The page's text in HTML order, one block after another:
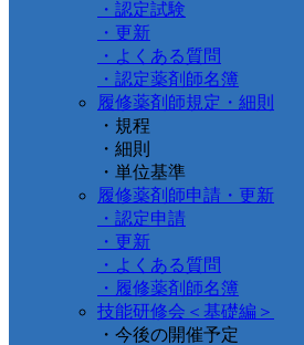
・認定試験
・更新
・よくある質問
・認定薬剤師名簿
履修薬剤師規定・細則
・規程
・細則
・単位基準
履修薬剤師申請・更新
・認定申請
・更新
・よくある質問
・履修薬剤師名簿
技能研修会＜基礎編＞
・今後の開催予定